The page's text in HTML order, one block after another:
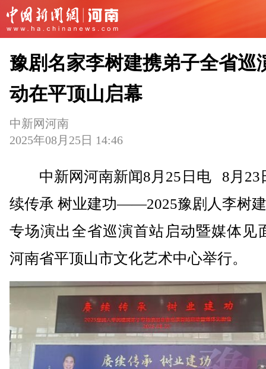
豫剧名家李树建携弟子全省巡
动在平顶山启幕
中新网河南
2025年08月25日 14:46
中新网河南新闻8月25日电 8月23
续传承 树业建功——2025豫剧人李树
专场演出全省巡演首站启动暨媒体见
河南省平顶山市文化艺术中心举行。